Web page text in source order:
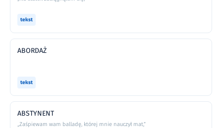
tekst
ABORDAŻ
tekst
ABSTYNENT
„Zaśpiewam wam balladę, której mnie nauczył mat,”